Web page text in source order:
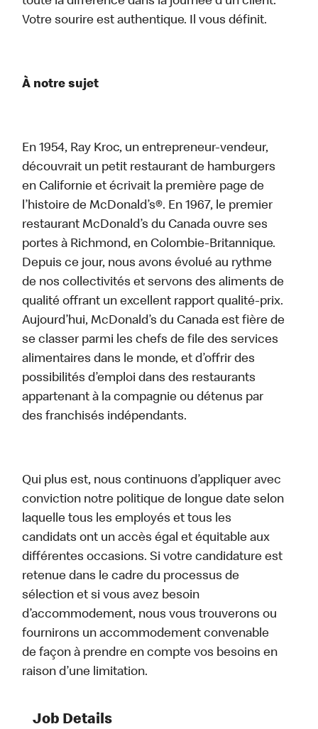
Votre sourire est authentique. Il vous définit.
À notre sujet
En 1954, Ray Kroc, un entrepreneur-vendeur,
découvrait un petit restaurant de hamburgers
en Californie et écrivait la première page de
l’histoire de McDonald’s®. En 1967, le premier
restaurant McDonald’s du Canada ouvre ses
portes à Richmond, en Colombie-Britannique.
Depuis ce jour, nous avons évolué au rythme
de nos collectivités et servons des aliments de
qualité offrant un excellent rapport qualité-prix.
Aujourd’hui, McDonald’s du Canada est fière de
se classer parmi les chefs de file des services
alimentaires dans le monde, et d’offrir des
possibilités d’emploi dans des restaurants
appartenant à la compagnie ou détenus par
des franchisés indépendants.
Qui plus est, nous continuons d’appliquer avec
conviction notre politique de longue date selon
laquelle tous les employés et tous les
candidats ont un accès égal et équitable aux
différentes occasions. Si votre candidature est
retenue dans le cadre du processus de
sélection et si vous avez besoin
d’accommodement, nous vous trouverons ou
fournirons un accommodement convenable
de façon à prendre en compte vos besoins en
raison d’une limitation.
Job Details